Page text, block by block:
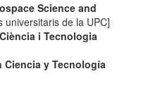
Science and
universitaris de la UPC]
i Tecnologia
Ciencia y Tecnología